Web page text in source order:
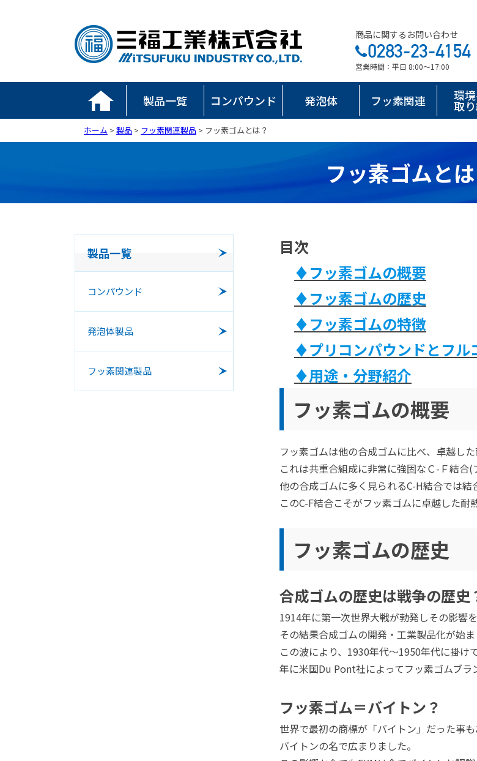
商品に関するお問い合わせ
営業時間：平日 8:00～17:00
製品一覧 コンパウンド 発泡体 フッ素関連 環
取
ホーム > 製品 > フッ素関連製品 > フッ素ゴムとは？
フッ素ゴムとは
目次
♦フッ素ゴムの概要
♦フッ素ゴムの歴史
♦フッ素ゴムの特徴
♦プリコンパウンドとフル
♦用途・分野紹介
フッ素ゴムの概要
フッ素ゴムは他の合成ゴムに比べ、卓越し
これは共重合組成に非常に強固なＣ-Ｆ結合(
他の合成ゴムに多く見られるC-H結合では結
このC-F結合こそがフッ素ゴムに卓越した耐
フッ素ゴムの歴史
合成ゴムの歴史は戦争の歴史
1914年に第一次世界大戦が勃発しその影響
その結果合成ゴムの開発・工業製品化が始ま
この波により、1930年代～1950年代に掛
年に米国Du Pont社によってフッ素ゴムブラ
フッ素ゴム＝バイトン？
世界で最初の商標が「バイトン」だった事
バイトンの名で広まりました。
製品一覧
コンパウンド 取り扱い樹脂一覧
樹脂コンパウンド
プラスチック用カーボンマスターバ
発泡体製品 ミツフクフォームの一般物性＆仕様
ミツフクフォームの詳細データ
ポリエチレンを用いた立体網構造
「ライトウェーブ」
エラスチックワン EL-1065
ユーテックスEVA
フッ素関連製品
「ライトウェーブ」
東南アジアでフッ素ゴムコンパウン
ドを調達する
フッ素ゴムの配合剤
ホットプレス緩衝材 MF-20S
低硬度フッ素ゴム導電コンパウンド
～MECTON～ ※開発品
フッ素ゴムスポンジ独立気泡タイプ
耐熱230度の低アウトガスフッ素スポ
フッ素樹脂発泡体シート
フッ素ゴムとは？